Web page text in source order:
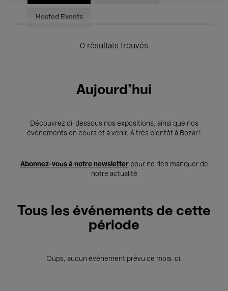
Hosted Events
0 résultats trouvés
Aujourd'hui
Découvrez ci-dessous nos expositions, ainsi que nos
événements en cours et à venir. À très bientôt à Bozar !
Abonnez-vous à notre newsletterpour ne rien manquer de
notre actualité
Tous les événements de cette
période
Oups, aucun événement prévu ce mois-ci.